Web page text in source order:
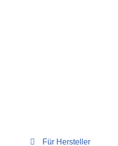
Für Hersteller